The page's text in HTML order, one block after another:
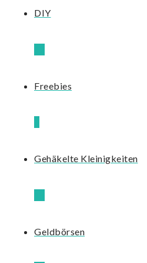
DIY
Freebies
Gehäkelte Kleinigkeiten
Geldbörsen